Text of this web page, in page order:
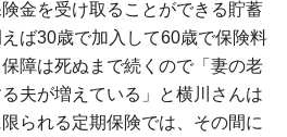
金を受け取ることができる貯蓄
ば30歳で加入して60歳で保険料
障は死ぬまで続くので「妻の老
夫が増えている」と横川さんは
られる定期保険では、その間に